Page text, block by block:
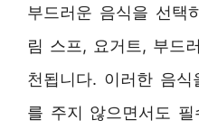
부드러운 음식을 선택
림 스프, 요거트, 부드
천됩니다. 이러한 음
를 주지 않으면서도